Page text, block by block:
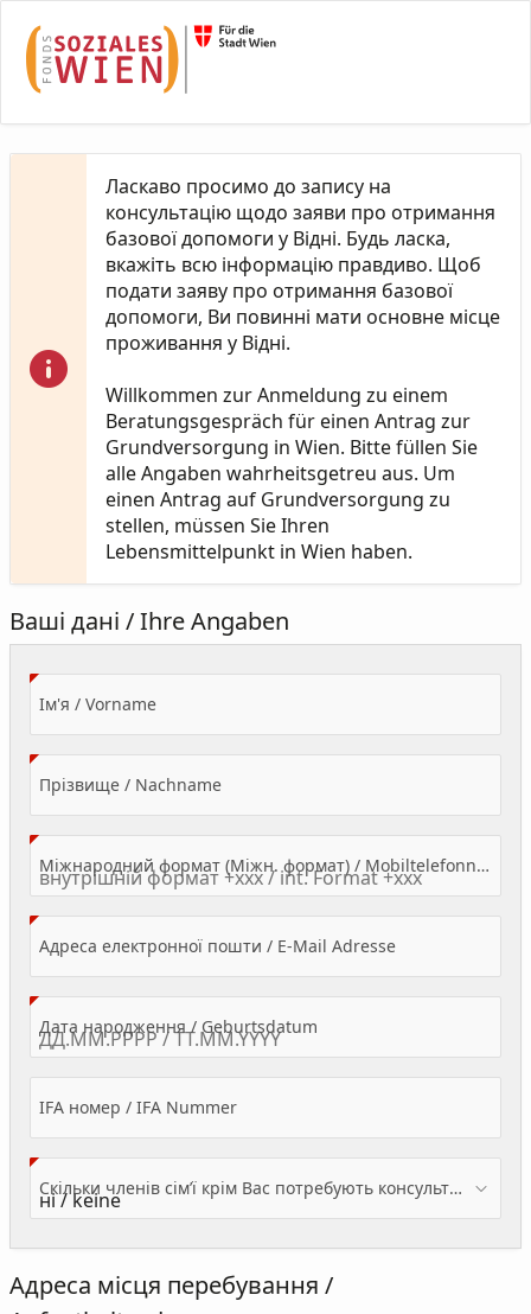
Ласкаво просимо до запису на
консультацію щодо заяви про отримання
базової допомоги у Відні. Будь ласка,
вкажіть всю інформацію правдиво. Щоб
подати заяву про отримання базової
допомоги, Ви повинні мати основне місце
проживання у Відні.
Willkommen zur Anmeldung zu einem
Beratungsgespräch für einen Antrag zur
Grundversorgung in Wien. Bitte füllen Sie
alle Angaben wahrheitsgetreu aus. Um
einen Antrag auf Grundversorgung zu
stellen, müssen Sie Ihren
Lebensmittelpunkt in Wien haben.
Ваші дані / Ihre Angaben
Ім'я / Vorname(Value Required)
Прізвище / Nachname(Value Required)
Міжнародний формат (Міжн. формат) / Mobiltelefonnummer
Адреса електронної пошти / E-Mail Adresse(Value Required)
Дата народження / Geburtsdatum
IFA номер / IFA Nummer
Скільки членів сім’ї крім Вас потребують консультації? / Wieviele Familienmitglieder brauchen Beratung - zusätzlich zu Ihnen?
Адреса місця перебування /